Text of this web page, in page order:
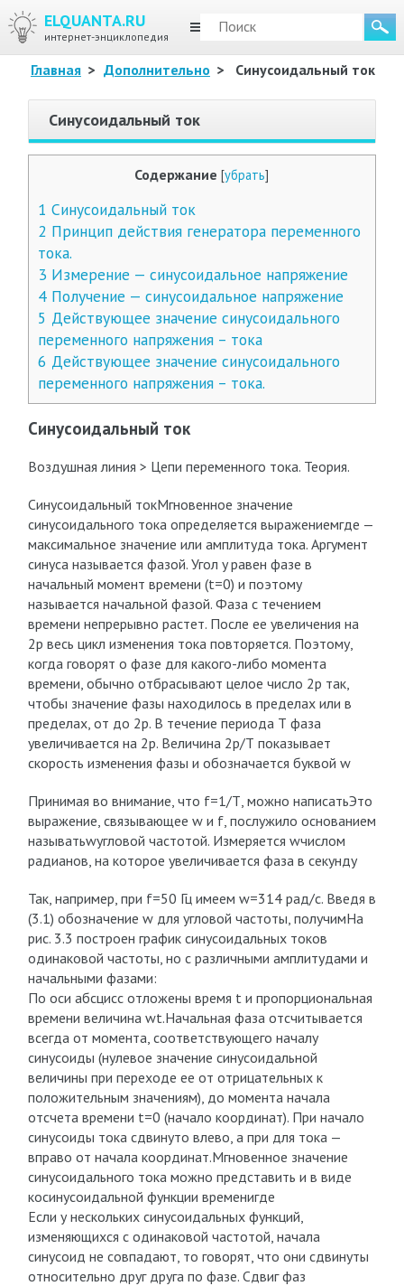
ELQUANTA.RU
интернет-энциклопедия
МЕНЮ
Главная > Дополнительно > Синусоидальный ток
Синусоидальный ток
Содержание [убрать]
1 Синусоидальный ток
2 Принцип действия генератора переменного
тока.
3 Измерение — синусоидальное напряжение
4Получение — синусоидальное напряжение
5 Действующее значение синусоидального
переменного напряжения – тока
6 Действующее значение синусоидального
переменного напряжения – тока.
Синусоидальный ток
Воздушная линия > Цепи переменного тока. Теория.
Синусоидальный токМгновенное значение
синусоидального тока определяется выражениемгде —
максимальное значение или амплитуда тока. Аргумент
синуса называется фазой. Угол y равен фазе в
начальный момент времени (t=0) и поэтому
называется начальной фазой. Фаза с течением
времени непрерывно растет. После ее увеличения на
2p весь цикл изменения тока повторяется. Поэтому,
когда говорят о фазе для какого-либо момента
времени, обычно отбрасывают целое число 2p так,
чтобы значение фазы находилось в пределах или в
пределах, от до 2p. В течение периода Т фаза
увеличивается на 2p. Величина 2p/Т показывает
скорость изменения фазы и обозначается буквой w
Принимая во внимание, что f=1/Т, можно написатьЭто
выражение, связывающее w и f, послужило основанием
называтьwугловой частотой. Измеряется wчислом
радианов, на которое увеличивается фаза в секунду
Так, например, при f=50 Гц имеем w=314 рад/с. Введя в
(3.1) обозначение w для угловой частоты, получимНа
рис. 3.3 построен график синусоидальных токов
одинаковой частоты, но с различными амплитудами и
начальными фазами:
По оси абсцисс отложены время t и пропорциональная
времени величина wt.Начальная фаза отсчитывается
всегда от момента, соответствующего началу
синусоиды (нулевое значение синусоидальной
величины при переходе ее от отрицательных к
положительным значениям), до момента начала
отсчета времени t=0 (начало координат). При начало
синусоиды тока сдвинуто влево, а при для тока —
вправо от начала координат.Мгновенное значение
синусоидального тока можно представить и в виде
косинусоидальной функции временигде
Если у нескольких синусоидальных функций,
изменяющихся с одинаковой частотой, начала
синусоид не совпадают, то говорят, что они сдвинуты
относительно друг друга по фазе. Сдвиг фаз